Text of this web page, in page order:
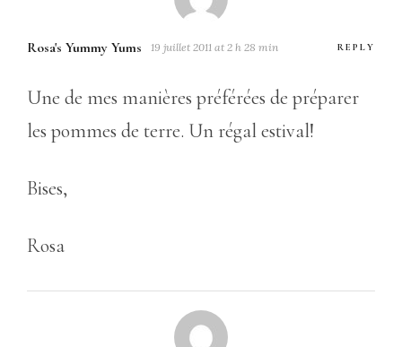
Rosa's Yummy Yums 19 juillet 2011 at 2 h 28 min REPLY
Une de mes manières préférées de préparer
les pommes de terre. Un régal estival!
Bises,
Rosa